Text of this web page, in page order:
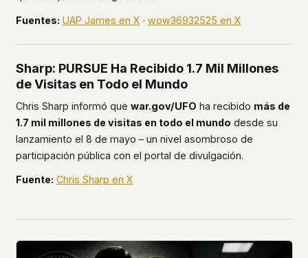
Fuentes: UAP James en X · wow36932525 en X
Sharp: PURSUE Ha Recibido 1.7 Mil Millones
de Visitas en Todo el Mundo
Chris Sharp informó que war.gov/UFO ha recibido más de
1.7 mil millones de visitas en todo el mundo desde su
lanzamiento el 8 de mayo – un nivel asombroso de
participación pública con el portal de divulgación.
Fuente: Chris Sharp en X